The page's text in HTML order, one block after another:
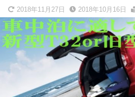
2018年11月27日 2018年10月16日